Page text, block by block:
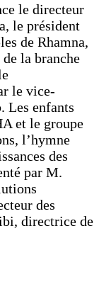
le directeur
le président
de Rhamna,
la branche
le vice-
Les enfants
et le groupe
l’hymne
des
par M.
des
directrice de